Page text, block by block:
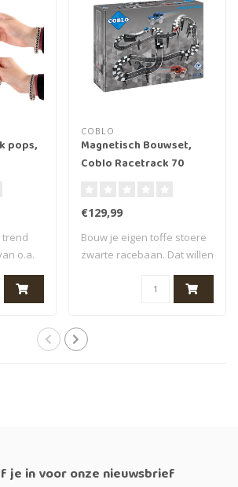
pops,
trend
o.a.
COBLO
Magnetisch Bouwset,
Coblo Racetrack 70
€129,99
Bouw je eigen toffe stoere
zwarte racebaan. Dat willen
je in voor onze nieuwsbrief